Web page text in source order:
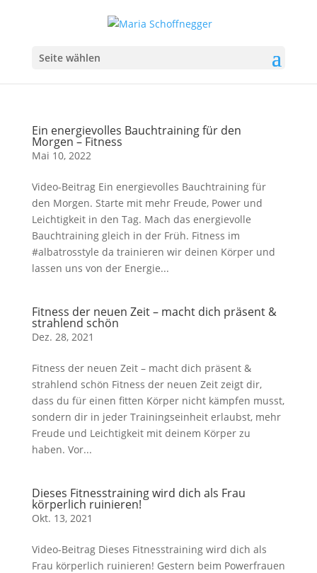
Seite wählen
Ein energievolles Bauchtraining für den
Morgen – Fitness
Mai 10, 2022
Video-Beitrag Ein energievolles Bauchtraining für
den Morgen. Starte mit mehr Freude, Power und
Leichtigkeit in den Tag. Mach das energievolle
Bauchtraining gleich in der Früh. Fitness im
#albatrosstyle da trainieren wir deinen Körper und
lassen uns von der Energie...
Fitness der neuen Zeit – macht dich präsent &
strahlend schön
Dez. 28, 2021
Fitness der neuen Zeit – macht dich präsent &
strahlend schön Fitness der neuen Zeit zeigt dir,
dass du für einen fitten Körper nicht kämpfen musst,
sondern dir in jeder Trainingseinheit erlaubst, mehr
Freude und Leichtigkeit mit deinem Körper zu
haben. Vor...
Dieses Fitnesstraining wird dich als Frau
körperlich ruinieren!
Okt. 13, 2021
Video-Beitrag Dieses Fitnesstraining wird dich als
Frau körperlich ruinieren! Gestern beim Powerfrauen